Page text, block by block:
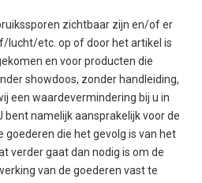
zichtbaar zijn en/of er
etc. op of door het artikel is
en voor producten die
showdoos, zonder handleiding,
een waardevermindering bij u in
bent namelijk aansprakelijk voor de
die het gevolg is van het
verder gaat dan nodig is om de
van de goederen vast te